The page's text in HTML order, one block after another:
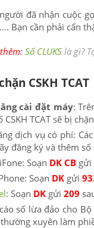
đã nhận cuộc
Bạn cần phải cẩn
Số CLUKS là gì?
CSKH
cài đặt máy:
CSKH TCAT sẽ bị
dịch vụ có phí:
đăng ký và thêm
Soạn DK CB gửi
Soạn DK gửi
: Soạn DK gửi 209
số lừa đảo cho
xuyên làm